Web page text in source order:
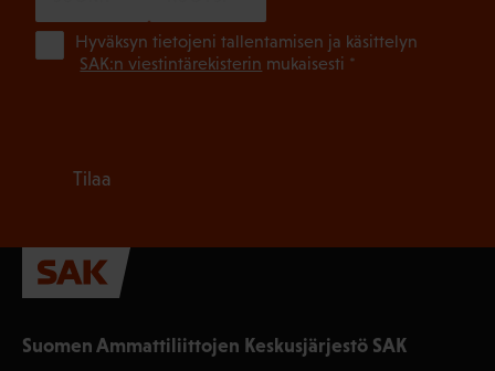
Suomen Ammattiliittojen Keskusjärjestö SAK
Hyväksyn tietojeni tallentamisen ja käsittelyn
SAK:n viestintärekisterin mukaisesti *
Tilaa